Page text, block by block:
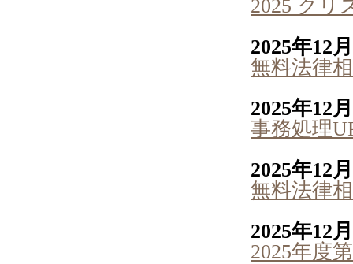
2025 クリ
2025年12
無料法律
2025年12
事務処理
2025年12
無料法律
2025年12
2025年度